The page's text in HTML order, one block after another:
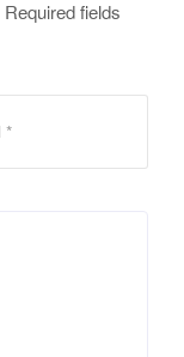
Required fields